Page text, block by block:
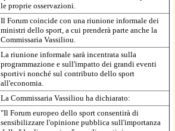
le proprie osservazioni.
Il Forum coincide con una riunione informale dei
ministri dello sport, a cui prenderà parte anche la
Commissaria Vassiliou.
La riunione informale sarà incentrata sulla
programmazione e sull'impatto dei grandi eventi
sportivi nonché sul contributo dello sport
all'economia.
La Commissaria Vassiliou ha dichiarato:
"Il Forum europeo dello sport consentirà di
sensibilizzare l'opinione pubblica sull'importanza